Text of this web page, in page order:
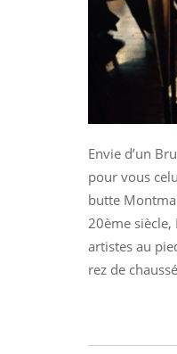
Envie d’un
pour vous
butte
20ème siècle,
artistes au
rez de